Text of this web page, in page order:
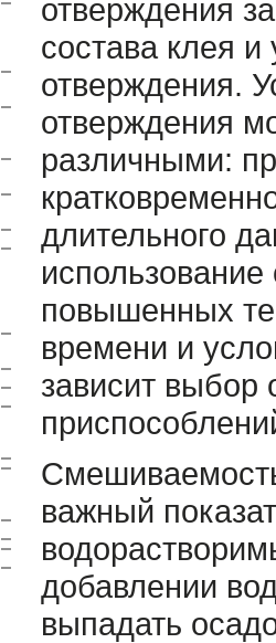
отверждения
состава клея и
отверждения.
отверждения
различными:
длительного
повышенных
времени и
зависит выбор
важный
добавлении
выпадать